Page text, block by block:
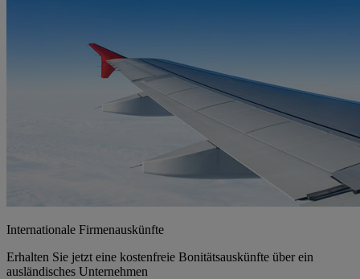
Internationale Firmenauskünfte
Erhalten Sie jetzt eine kostenfreie Bonitätsauskünfte über ein
ausländisches Unternehmen